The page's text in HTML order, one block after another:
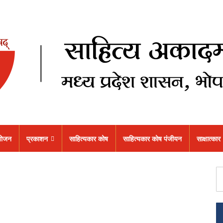
प्रकाशन साहित्यकार कोष साहित्यकार कोष पंजीयन साक्षात्कार